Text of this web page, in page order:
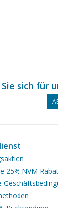
sich für
25% NVM-